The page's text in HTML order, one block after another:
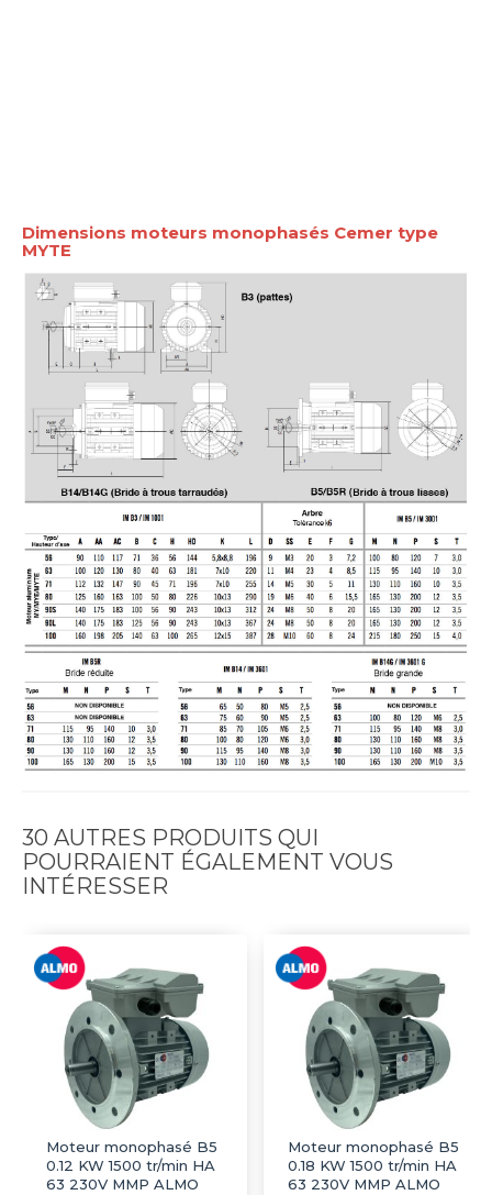
Dimensions moteurs monophasés Cemer type
MYTE
30 AUTRES PRODUITS QUI
POURRAIENT ÉGALEMENT VOUS
INTÉRESSER
Moteur monophasé B5
0.12 KW 1500 tr/min HA
63 230V MMP ALMO
Moteur monophasé B5
0.18 KW 1500 tr/min HA
63 230V MMP ALMO